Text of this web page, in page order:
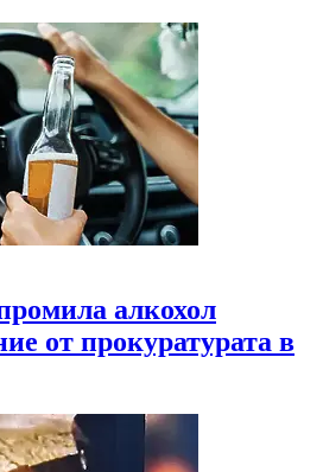
алкохол
от прокуратурата в